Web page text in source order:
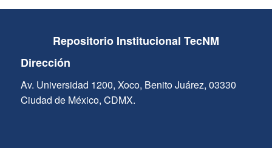
Repositorio Institucional TecNM
Dirección
Av. Universidad 1200, Xoco, Benito Juárez, 03330
Ciudad de México, CDMX.